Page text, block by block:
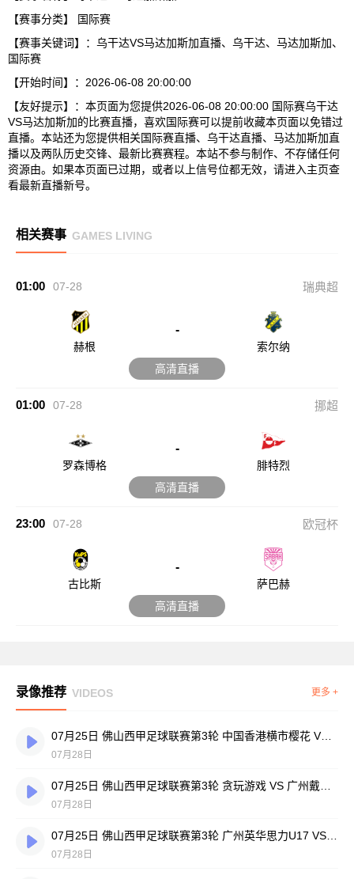
【赛事分类】
国际赛
【赛事关键词】：乌干达VS马达加斯加直播、乌干达、马达加斯加、
国际赛
【开始时间】：2026-06-08 20:00:00
【友好提示】：本页面为您提供2026-06-08 20:00:00 国际赛乌干达
VS马达加斯加的比赛直播，喜欢国际赛可以提前收藏本页面以免错过
直播。本站还为您提供相关国际赛直播、乌干达直播、马达加斯加直
播以及两队历史交锋、最新比赛赛程。本站不参与制作、不存储任何
资源由。如果本页面已过期，或者以上信号位都无效，请进入主页查
看最新直播新号。
相关赛事 GAMES LIVING
01:00 07-28 瑞典超
赫根
-
索尔纳
高清直播
01:00 07-28 挪超
罗森博格
-
腓特烈
高清直播
23:00 07-28 欧冠杯
古比斯
-
萨巴赫
高清直播
录像推荐 VIDEOS 更多 +
07月25日 佛山西甲足球联赛第3轮 中国香港横市樱花 VS 吉图省实青年 全场录像
07月28日
07月28日
07月28日